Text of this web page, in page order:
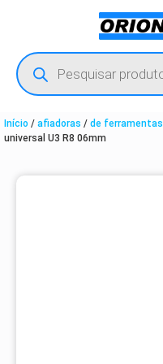
Início / afiadoras / de ferramentas
universal U3 R8 06mm